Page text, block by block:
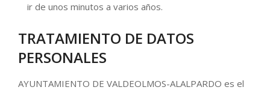
ir de unos minutos a varios años.
TRATAMIENTO DE DATOS
PERSONALES
AYUNTAMIENTO DE VALDEOLMOS-ALALPARDO es el